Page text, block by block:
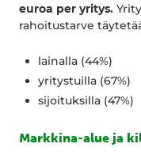
euroa per yritys.
rahoitustarve
lainalla (44%)
yritystuilla (67%)
sijoituksilla (47%)
Markkina-alue ja